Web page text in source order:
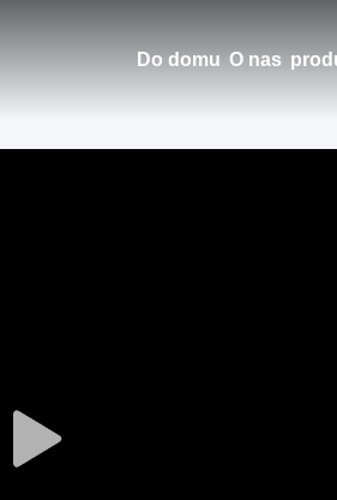
Do domu O nas
Play